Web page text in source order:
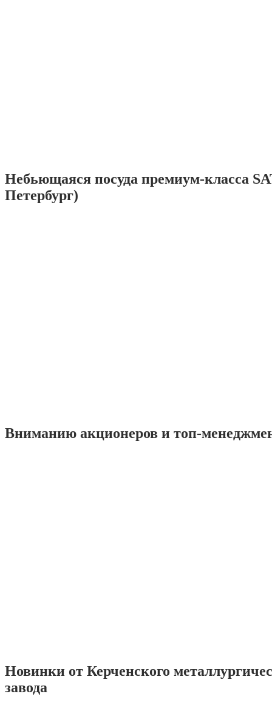
Небьющаяся посуда премиум-класса
Петербург)
Вниманию акционеров и топ-
Новинки от Керченского
завода